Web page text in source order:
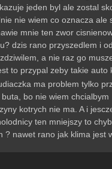
jeden byl ale zostal
nie wiem co oznacza ale
mnie ten zwor
dzis rano przyszedlem i
a nie raz go
to przypal zeby takie auto
ma problem tylko
bo nie wiem chcialbym
kotrych nie ma. A i
ten mniejszy to
? nawet rano jak klima jest